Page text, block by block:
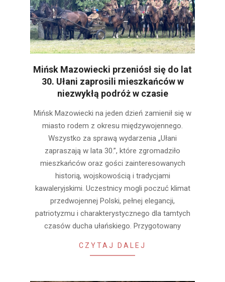
Mińsk Mazowiecki przeniósł się do lat
30. Ułani zaprosili mieszkańców w
niezwykłą podróż w czasie
06-
Mińsk Mazowiecki na jeden dzień zamienił się w
miasto rodem z okresu międzywojennego.
Wszystko za sprawą wydarzenia „Ułani
zapraszają w lata 30.”, które zgromadziło
mieszkańców oraz gości zainteresowanych
historią, wojskowością i tradycjami
kawaleryjskimi. Uczestnicy mogli poczuć klimat
przedwojennej Polski, pełnej elegancji,
patriotyzmu i charakterystycznego dla tamtych
czasów ducha ułańskiego. Przygotowany
CZYTAJ DALEJ